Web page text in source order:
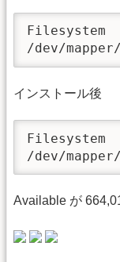
/dev/
インストール後
/dev/
Available が